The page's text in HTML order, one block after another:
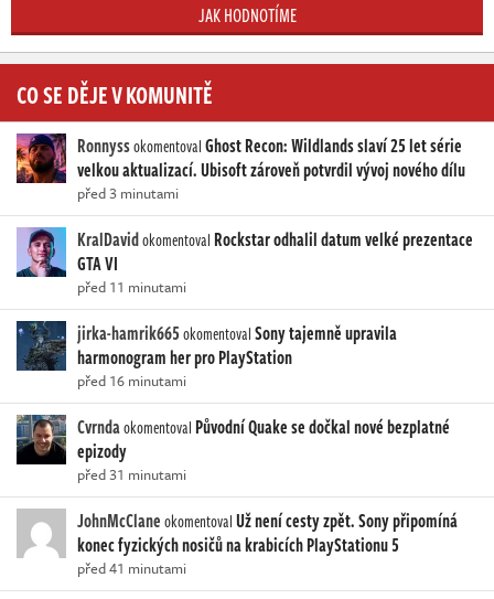
JAK HODNOTÍME
CO SE DĚJE V KOMUNITĚ
RonnyssokomentovalGhost Recon: Wildlands slaví 25 let série
velkou aktualizací. Ubisoft zároveň potvrdil vývoj nového dílu
před 3 minutami
KralDavidokomentoval Rockstar odhalil datum velké prezentace
GTA VI
před 11 minutami
jirka-hamrik665okomentovalSony tajemně upravila
harmonogram her pro PlayStation
před 16 minutami
Cvrndaokomentoval Původní Quake se dočkal nové bezplatné
epizody
před 31 minutami
JohnMcClaneokomentovalUž není cesty zpět. Sony připomíná
konec fyzických nosičů na krabicích PlayStationu 5
před 41 minutami